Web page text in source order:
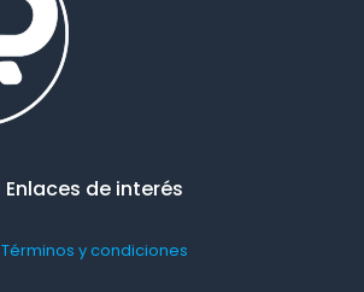
Enlaces de interés
Términos y condiciones